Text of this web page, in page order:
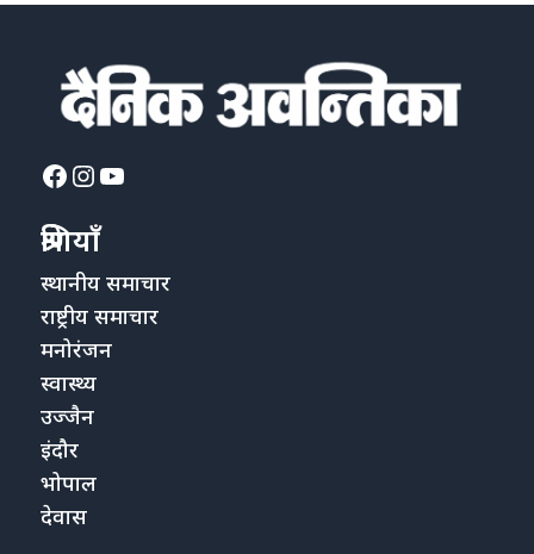
Facebook
Instagram
YouTube
श्रेणियाँ
स्थानीय समाचार
राष्ट्रीय समाचार
मनोरंजन
स्वास्थ्य
उज्जैन
इंदौर
भोपाल
देवास